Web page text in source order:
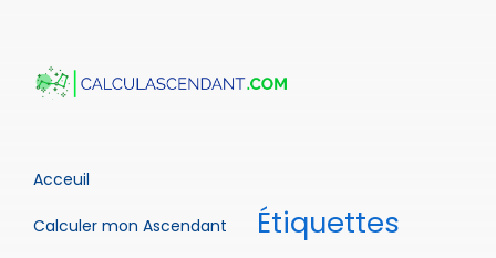
Acceuil
Calculer mon Ascendant Étiquettes